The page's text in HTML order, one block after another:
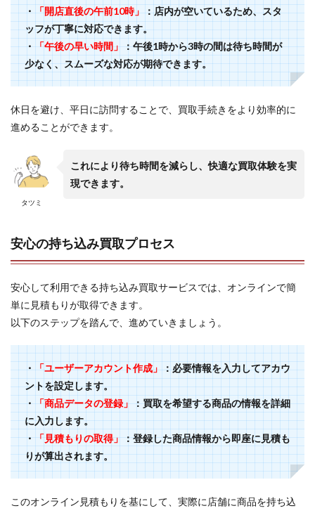
・「開店直後の午前10時」：店内が空いているため、スタ
ッフが丁寧に対応できます。
・「午後の早い時間」：午後1時から3時の間は待ち時間が
少なく、スムーズな対応が期待できます。
休日を避け、平日に訪問することで、買取手続きをより効率的に
進めることができます。
タツミ
これにより待ち時間を減らし、快適な買取体験を実
現できます。
安心の持ち込み買取プロセス
安心して利用できる持ち込み買取サービスでは、オンラインで簡
単に見積もりが取得できます。
以下のステップを踏んで、進めていきましょう。
・「ユーザーアカウント作成」：必要情報を入力してアカウ
ントを設定します。
・「商品データの登録」：買取を希望する商品の情報を詳細
に入力します。
・「見積もりの取得」：登録した商品情報から即座に見積も
りが算出されます。
このオンライン見積もりを基にして、実際に店舗に商品を持ち込